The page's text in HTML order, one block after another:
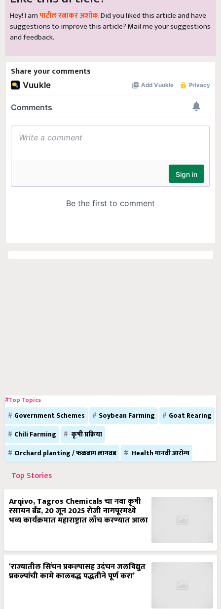
Hey! I amपाटील रत्नाकर अशोक. Did you liked this article and have
suggestions to improve this article?Mailme your suggestions
and feedback.
Government Schemes Soybean Farming
Goat Rearing
Chili Farming
कृषी प्रक्रिया
Orchard planting / फळबाग लागवड
Health मानवी आरोग्य
Top Stories
रसायन ब्रँड, 20 जून 2025 रोजी नागपूरमध्ये
भव्य कार्यक्रमात महाराष्ट्रात लाँच करण्यात आला
प्रकल्पांची कामे कालबद्ध पद्धतीने पूर्ण करा’